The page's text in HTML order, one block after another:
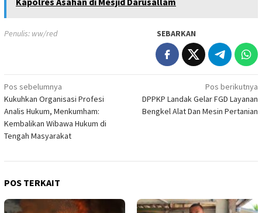
Penulis: ww/red SEBARKAN
Navigasi
pos
Pos sebelumnya
Kukuhkan Organisasi Profesi
Analis Hukum, Menkumham:
Kembalikan Wibawa Hukum di
Tengah Masyarakat
Pos berikutnya
DPPKP Landak Gelar FGD Layanan
Bengkel Alat Dan Mesin Pertanian
POS TERKAIT